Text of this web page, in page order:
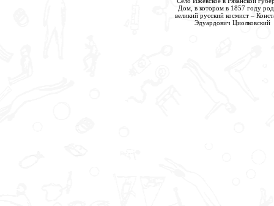
Дом, в котором в 1857 году
великий русский космист –
Эдуардович Циолковский